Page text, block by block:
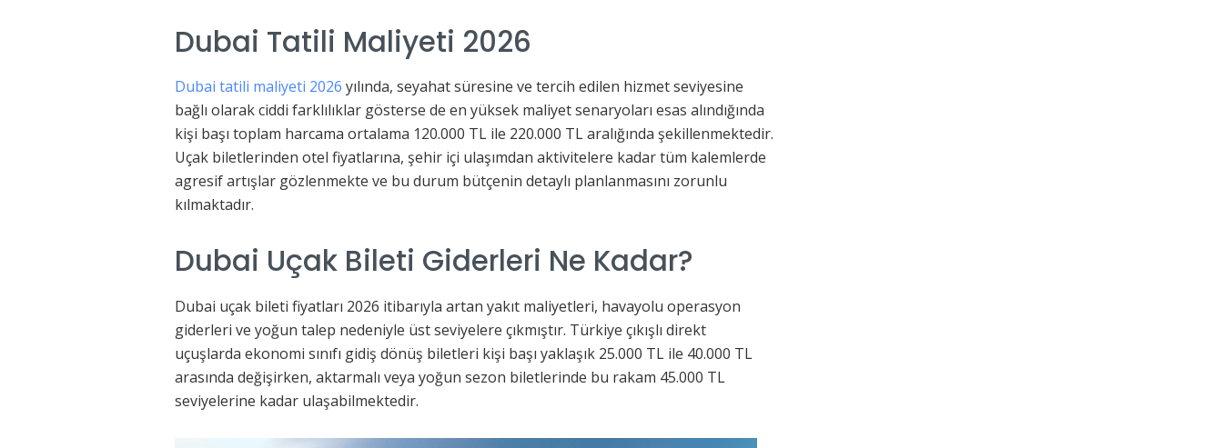
Dubai Tatili Maliyeti 2026
Dubai tatili maliyeti 2026 yılında, seyahat süresine ve tercih edilen hizmet seviyesine
bağlı olarak ciddi farklılıklar gösterse de en yüksek maliyet senaryoları esas alındığında
kişi başı toplam harcama ortalama 120.000 TL ile 220.000 TL aralığında şekillenmektedir.
Uçak biletlerinden otel fiyatlarına, şehir içi ulaşımdan aktivitelere kadar tüm kalemlerde
agresif artışlar gözlenmekte ve bu durum bütçenin detaylı planlanmasını zorunlu
kılmaktadır.
Dubai Uçak Bileti Giderleri Ne Kadar?
Dubai uçak bileti fiyatları 2026 itibarıyla artan yakıt maliyetleri, havayolu operasyon
giderleri ve yoğun talep nedeniyle üst seviyelere çıkmıştır. Türkiye çıkışlı direkt
uçuşlarda ekonomi sınıfı gidiş dönüş biletleri kişi başı yaklaşık 25.000 TL ile 40.000 TL
arasında değişirken, aktarmalı veya yoğun sezon biletlerinde bu rakam 45.000 TL
seviyelerine kadar ulaşabilmektedir.